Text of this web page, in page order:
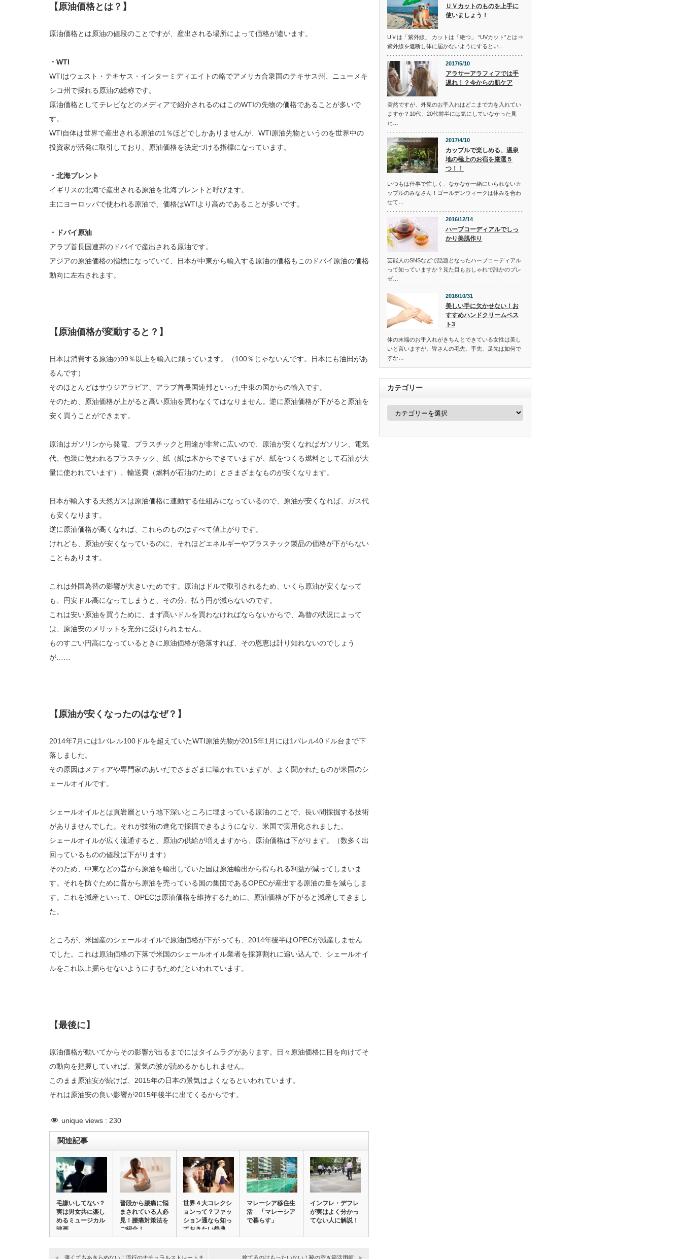
【原油価格とは？】
原油価格とは原油の値段のことですが、産出される場所によって価格が違います。
・WTI
WTIはウェスト・テキサス・インターミディエイトの略でアメリカ合衆国のテキサス州、ニューメキ
シコ州で採れる原油の総称です。
原油価格としてテレビなどのメディアで紹介されるのはこのWTIの先物の価格であることが多いで
す。
WTI自体は世界で産出される原油の1％ほどでしかありませんが、WTI原油先物というのを世界中の
投資家が活発に取引しており、原油価格を決定づける指標になっています。
・北海ブレント
イギリスの北海で産出される原油を北海ブレントと呼びます。
主にヨーロッパで使われる原油で、価格はWTIより高めであることが多いです。
・ドバイ原油
アラブ首長国連邦のドバイで産出される原油です。
アジアの原油価格の指標になっていて、日本が中東から輸入する原油の価格もこのドバイ原油の価格
動向に左右されます。
【原油価格が変動すると？】
日本は消費する原油の99％以上を輸入に頼っています。（100％じゃないんです。日本にも油田があ
るんです）
そのほとんどはサウジアラビア、アラブ首長国連邦といった中東の国からの輸入です。
そのため、原油価格が上がると高い原油を買わなくてはなりません。逆に原油価格が下がると原油を
安く買うことができます。
原油はガソリンから発電、プラスチックと用途が非常に広いので、原油が安くなればガソリン、電気
代、包装に使われるプラスチック、紙（紙は木からできていますが、紙をつくる燃料として石油が大
量に使われています）、輸送費（燃料が石油のため）とさまざまなものが安くなります。
日本が輸入する天然ガスは原油価格に連動する仕組みになっているので、原油が安くなれば、ガス代
も安くなります。
逆に原油価格が高くなれば、これらのものはすべて値上がりです。
けれども、原油が安くなっているのに、それほどエネルギーやプラスチック製品の価格が下がらない
こともあります。
これは外国為替の影響が大きいためです。原油はドルで取引されるため、いくら原油が安くなって
も、円安ドル高になってしまうと、その分、払う円が減らないのです。
これは安い原油を買うために、まず高いドルを買わなければならないからで、為替の状況によって
は、原油安のメリットを充分に受けられません。
ものすごい円高になっているときに原油価格が急落すれば、その恩恵は計り知れないのでしょう
が……
【原油が安くなったのはなぜ？】
2014年7月には1バレル100ドルを超えていたWTI原油先物が2015年1月には1バレル40ドル台まで下
落しました。
その原因はメディアや専門家のあいだでさまざまに囁かれていますが、よく聞かれたものが米国のシ
ェールオイルです。
シェールオイルとは頁岩層という地下深いところに埋まっている原油のことで、長い間採掘する技術
がありませんでした。それが技術の進化で採掘できるようになり、米国で実用化されました。
シェールオイルが広く流通すると、原油の供給が増えますから、原油価格は下がります。（数多く出
回っているものの値段は下がります）
そのため、中東などの昔から原油を輸出していた国は原油輸出から得られる利益が減ってしまいま
す。それを防ぐために昔から原油を売っている国の集団であるOPECが産出する原油の量を減らしま
す。これを減産といって、OPECは原油価格を維持するために、原油価格が下がると減産してきまし
た。
ところが、米国産のシェールオイルで原油価格が下がっても、2014年後半はOPECが減産しません
でした。これは原油価格の下落で米国のシェールオイル業者を採算割れに追い込んで、シェールオイ
ルをこれ以上掘らせないようにするためだといわれています。
【最後に】
原油価格が動いてからその影響が出るまでにはタイムラグがあります。日々原油価格に目を向けてそ
の動向を把握していれば、景気の波が読めるかもしれません。
このまま原油安が続けば、2015年の日本の景気はよくなるといわれています。
それは原油安の良い影響が2015年後半に出てくるからです。
unique views : 230
関連記事
毛嫌いしてない？
実は男女共に楽し
めるミュージカル
映画
普段から腰痛に悩
まされている人必
見！腰痛対策法を
ご紹介！
世界４大コレクシ
ョンって？ファッ
ション通なら知っ
ておきたい祭典
マレーシア移住生
活 「マレーシア
で暮らす」
インフレ・デフレ
が実はよく分かっ
てない人に解説！
薄くてもあきらめない！流行のナチュラルストレートま 捨てるのはもったいない！靴の空き箱活用術
ＵＶカットのものを上手に
使いましょう！
UＶは「紫外線」 カットは「絶つ」 “UVカット”とは⇒
紫外線を遮断し体に届かないようにするとい…
2017/5/10
アラサーアラフィフでは手
遅れ！？今からの肌ケア
突然ですが、外見のお手入れはどこまで力を入れてい
ますか？10代、20代前半には気にしていなかった見
た…
2017/4/10
カップルで楽しめる、温泉
地の極上のお宿を厳選５
つ！！
いつもは仕事で忙しく、なかなか一緒にいられないカ
ップルのみなさん！ゴールデンウィークは休みを合わ
せて…
2016/12/14
ハーブコーディアルでしっ
かり美肌作り
芸能人のSNSなどで話題となったハーブコーディアル
って知っていますか？見た目もおしゃれで誰かのプレ
ゼ…
2016/10/31
美しい手に欠かせない！お
すすめハンドクリームベス
ト3
体の末端のお手入れがきちんとできている女性は美し
いと言いますが、皆さんの毛先、手先、足先は如何で
すか…
カテゴリー
カ
ー